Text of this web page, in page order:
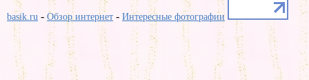
basik.ru - Обзор интернет - Интересные фотографии